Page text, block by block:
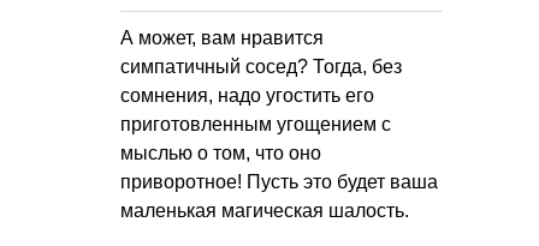
А может, вам нравится
симпатичный сосед? Тогда, без
сомнения, надо угостить его
приготовленным угощением с
мыслью о том, что оно
приворотное! Пусть это будет ваша
маленькая магическая шалость.